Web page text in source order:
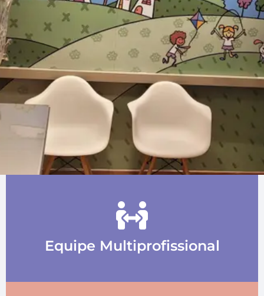
Equipe Multiprofissional